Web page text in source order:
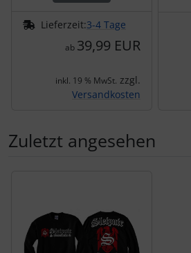
Lieferzeit:3-4 Tage
ab 39,99 EUR
inkl. 19 % MwSt. zzgl.
Versandkosten
Zuletzt angesehen